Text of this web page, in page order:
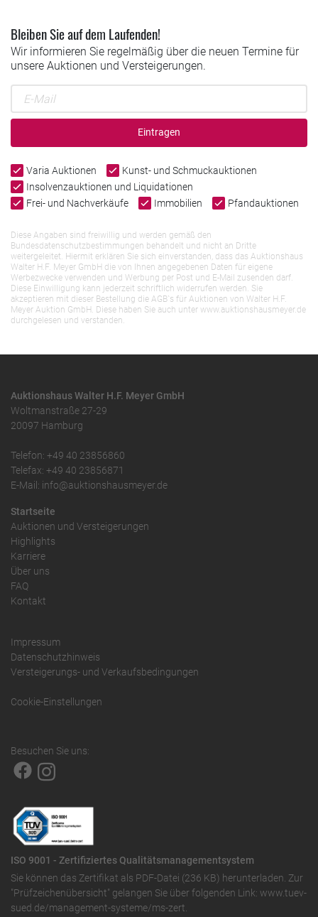
Bleiben Sie auf dem Laufenden!
Wir informieren Sie regelmäßig über die neuen Termine für
unsere Auktionen und Versteigerungen.
Eintragen
Varia Auktionen
Kunst- und Schmuckauktionen
Insolvenzauktionen und Liquidationen
Frei- und Nachverkäufe
Immobilien Pfandauktionen
Diese Angaben sind freiwillig und werden gemäß den
Bundesdatenschutzbestimmungen behandelt und nicht an Dritte
weitergeleitet. Hiermit erklären Sie sich einverstanden, dass das Auktionshaus
Walter H.F. Meyer GmbH die von Ihnen angegebenen Daten für eigene
Werbezwecke verwenden und Werbung per Post und E-Mail zusenden darf.
Diese Einwilligung kann jederzeit schriftlich widerrufen werden. Sie
akzeptieren mit dieser Bestellung die AGB`s für Auktionen von Walter H.F.
Meyer Auktion GmbH. Diese haben Sie auch unter www.auktionshausmeyer.de
durchgelesen und verstanden.
Auktionshaus Walter H.F. Meyer GmbH
Woltmanstraße 27-29
20097 Hamburg
Telefon: +49 40 23856860
Telefax: +49 40 23856871
E-Mail: info@auktionshausmeyer.de
Startseite
Auktionen und Versteigerungen
Highlights
Karriere
Über uns
FAQ
Kontakt
Impressum
Datenschutzhinweis
Versteigerungs- und Verkaufsbedingungen
Cookie-Einstellungen
Besuchen Sie uns:
ISO 9001 - Zertifiziertes Qualitätsmanagementsystem
Sie können das Zertifikat als PDF-Datei (236 KB) herunterladen. Zur
"Prüfzeichenübersicht" gelangen Sie über folgenden Link: www.tuev-
sued.de/management-systeme/ms-zert